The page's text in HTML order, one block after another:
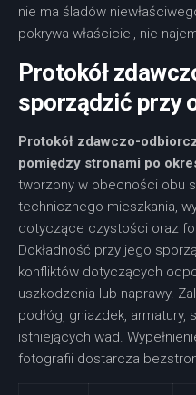
nie ma śladów
pokrywa właściciel, nie
Protokół
sporządzić przy
Protokół zdawczo-
pomiędzy stronami po
tworzony w obecności obu
technicznego mieszkania,
dotyczące czystości oraz
Dokładność przy jego
konfliktów dotyczących
uszkodzenia lub naprawy.
podłóg, gniazdek, armatury,
istniejących wad.
fotografii dostarcza